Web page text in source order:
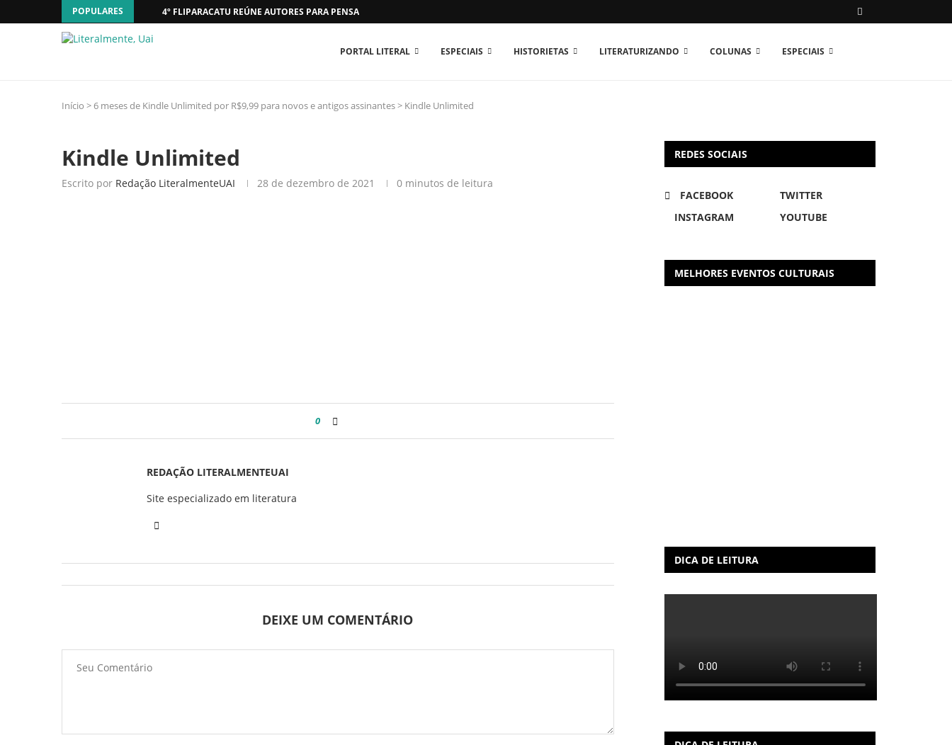
POPULARES 4º FLIPARACATU REÚNE AUTORES PARA PENSAR O MUNDO...
PORTAL LITERAL ESPECIAIS HISTORIETAS LITERATURIZANDO COLUNAS ESPECIAIS
Início >6 meses de Kindle Unlimited por R$9,99 para novos e antigos assinantes> Kindle Unlimited
Kindle Unlimited
Escrito por Redação LiteralmenteUAI 28 de dezembro de 2021 0 minutos de leitura
0
REDAÇÃO LITERALMENTEUAI
Site especializado em literatura
DEIXE UM COMENTÁRIO
REDES SOCIAIS
FACEBOOK
TWITTER
INSTAGRAM
YOUTUBE
MELHORES EVENTOS CULTURAIS
DICA DE LEITURA